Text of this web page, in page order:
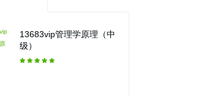
13683vip管理学原理（中
级）